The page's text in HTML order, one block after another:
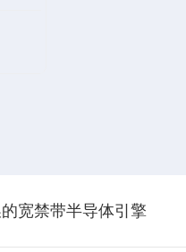
宽禁带半导体引擎